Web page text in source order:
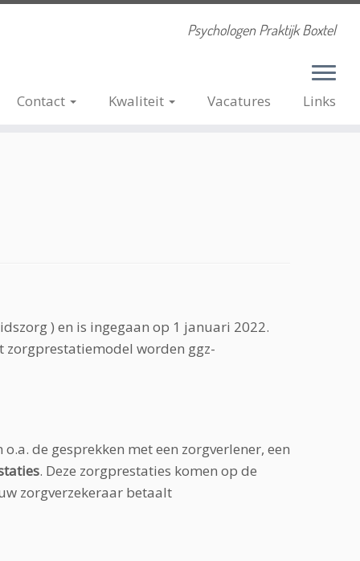
Psychologen Praktijk Boxtel
Contact Kwaliteit Vacatures Links
) en is ingegaan op 1 januari 2022.
zorgprestatiemodel worden ggz-
de gesprekken met een zorgver­lener, een
. Deze zorgprestaties komen op de
zorgverzekeraar betaalt